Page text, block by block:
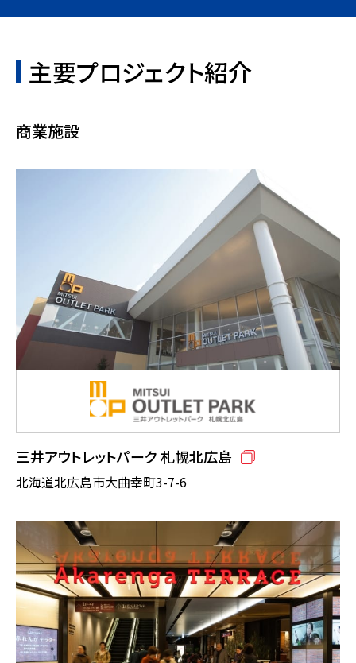
主要プロジェクト紹介
商業施設
三井アウトレットパーク 札幌北広島
北海道北広島市大曲幸町3-7-6